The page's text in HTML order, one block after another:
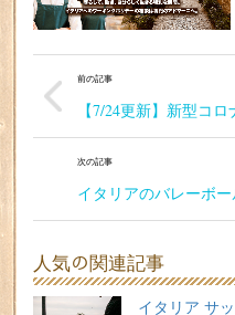
前の記事
【7/24更新】新型コ
次の記事
イタリアのバレーボ
人気の関連記事
イタリア サ